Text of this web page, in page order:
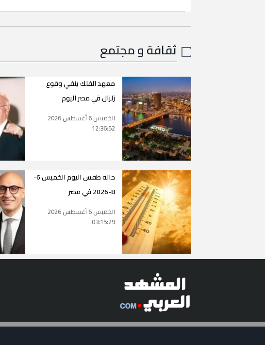
ثقافة و مجتمع
معهد الفلك ينفي وقوع
زلزال في مصر اليوم
الخميس 6 أغسطس 2026
12:36:52
حالة طقس اليوم الخميس 6-
8-2026 في مصر
الخميس 6 أغسطس 2026
03:15:29